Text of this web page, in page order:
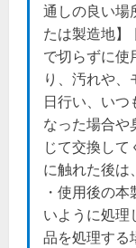
通しの良い場
たは製造地】
で切らずに使
り、汚れや
日行い、いつ
なった場合や
じて交換して
に触れた後は
・使用後の
いように処理
品を処理する